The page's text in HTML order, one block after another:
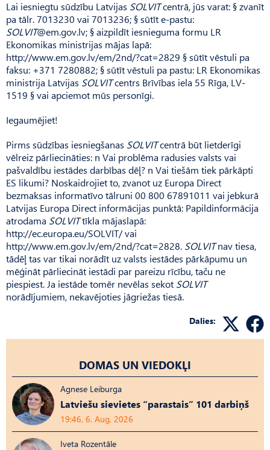
Lai iesniegtu sūdzību Latvijas SOLVITcentrā, jūs varat: § zvanīt
pa tālr. 7013230 vai 7013236; § sūtīt e-pastu:
SOLVIT@em.gov.lv; § aizpildīt iesnieguma formu LR
Ekonomikas ministrijas mājas lapā:
http://www.em.gov.lv/em/2nd/?cat=2829 § sūtīt vēstuli pa
faksu: +371 7280882; § sūtīt vēstuli pa pastu: LR Ekonomikas
ministrija Latvijas SOLVITcentrs Brīvības iela 55 Rīga, LV-
1519 § vai apciemot mūs personīgi.
Iegaumējiet!
Pirms sūdzības iesniegšanas SOLVITcentrā būt lietderīgi
vēlreiz pārliecināties: n Vai problēma radusies valsts vai
pašvaldību iestādes darbības dēļ? n Vai tiešām tiek pārkāpti
ES likumi? Noskaidrojiet to, zvanot uz Europa Direct
bezmaksas informatīvo tālruni 00 800 67891011 vai jebkurā
Latvijas Europa Direct informācijas punktā: Papildinformācija
atrodama SOLVITtīkla mājaslapā:
http://ec.europa.eu/SOLVIT/ vai
http://www.em.gov.lv/em/2nd/?cat=2828. SOLVITnav tiesa,
tādēļ tas var tikai norādīt uz valsts iestādes pārkāpumu un
mēģināt pārliecināt iestādi par pareizu rīcību, taču ne
piespiest. Ja iestāde tomēr nevēlas sekot SOLVIT
norādījumiem, nekavējoties jāgriežas tiesā.
Dalies:
DOMAS UN VIEDOKĻI
Agnese Leiburga
Latviešu sievietes “parastais” 101 darbiņš
19:46, 6. Aug, 2026
Iveta Rozentāle